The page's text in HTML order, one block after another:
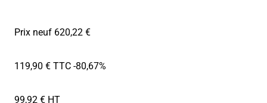
Prix neuf 620,22 €
119,90 € TTC-80,67%
99,92 € HT